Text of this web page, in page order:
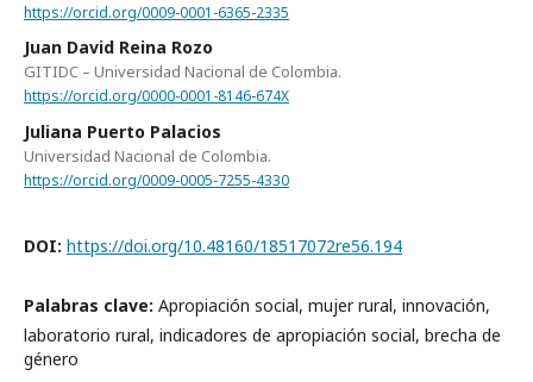
https://orcid.org/0009-0001-6365-2335
Juan David Reina Rozo
GITIDC – Universidad Nacional de Colombia.
https://orcid.org/0000-0001-8146-674X
Juliana Puerto Palacios
Universidad Nacional de Colombia.
https://orcid.org/0009-0005-7255-4330
DOI: https://doi.org/10.48160/18517072re56.194
Palabras clave: Apropiación social, mujer rural, innovación,
laboratorio rural, indicadores de apropiación social, brecha de
género